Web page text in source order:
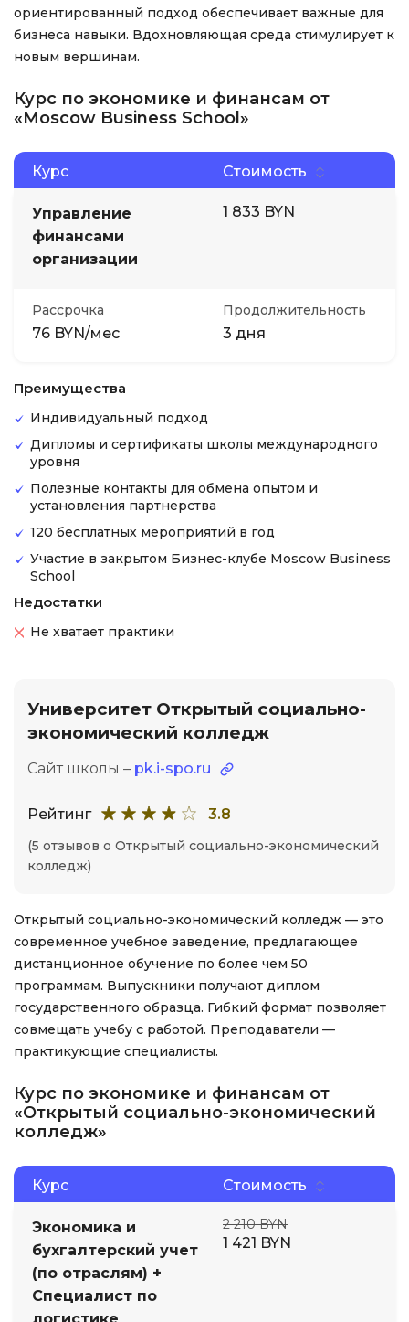
ориентированный подход обеспечивает важные для
бизнеса навыки. Вдохновляющая среда стимулирует к
новым вершинам.
Курс по экономике и финансам от
«Moscow Business School»
Курс Стоимость
Управление
финансами
организации
1 833 BYN
Рассрочка
76 BYN/мес
Продолжительность
3 дня
Преимущества
Индивидуальный подход
Дипломы и сертификаты школы международного
уровня
Полезные контакты для обмена опытом и
установления партнерства
120 бесплатных мероприятий в год
Участие в закрытом Бизнес-клубе Moscow Business
School
Недостатки
Не хватает практики
Университет Открытый социально-
экономический колледж
Сайт школы – pk.i-spo.ru
Рейтинг 3.8
(5 отзывов о Открытый социально-экономический
колледж)
Открытый социально-экономический колледж — это
современное учебное заведение, предлагающее
дистанционное обучение по более чем 50
программам. Выпускники получают диплом
государственного образца. Гибкий формат позволяет
совмещать учебу с работой. Преподаватели —
практикующие специалисты.
Курс по экономике и финансам от
«Открытый социально-экономический
колледж»
Курс Стоимость
Экономика и
бухгалтерский учет
(по отраслям) +
Специалист по
2 210 BYN
1 421 BYN